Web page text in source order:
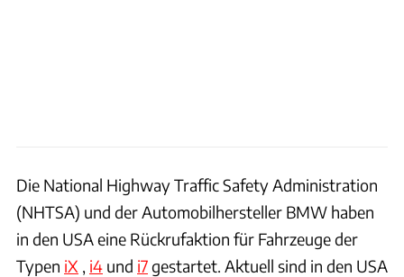
Die National Highway Traffic Safety Administration
(NHTSA) und der Automobilhersteller BMW haben
in den USA eine Rückrufaktion für Fahrzeuge der
Typen iX , i4 und i7gestartet. Aktuell sind in den USA